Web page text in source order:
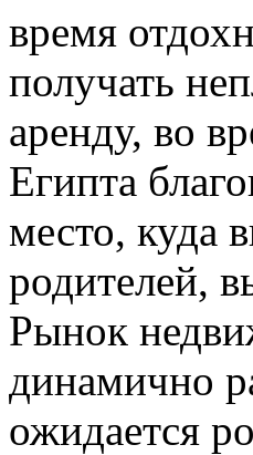
время
получать
аренду, во
Египта
место, куда
родителей,
Рынок
динамично
ожидается